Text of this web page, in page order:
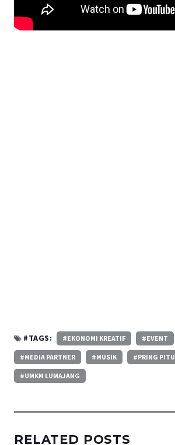
#TAGS: #EKONOMI KREATIF #EVENT
#MEDIA PARTNER #MUSIK #PRING PITU
#UMKM LUMAJANG
RELATED POSTS